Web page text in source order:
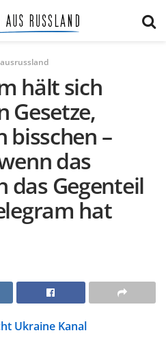
hält sich
Gesetze,
bisschen –
das
das Gegenteil
hat
Ukraine Kanal